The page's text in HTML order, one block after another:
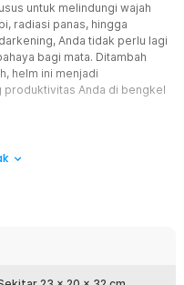
untuk melindungi wajah
radiasi panas, hingga
Anda tidak perlu lagi
bagi mata. Ditambah
helm ini menjadi
Anda di bengkel
penuh wajah hingga
lebih fokus dan leluasa